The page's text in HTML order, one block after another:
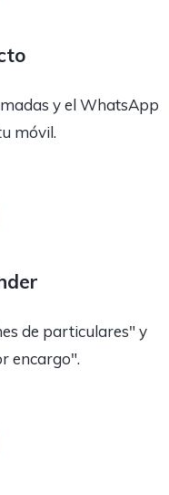
y el WhatsApp
móvil.
de particulares" y
encargo".